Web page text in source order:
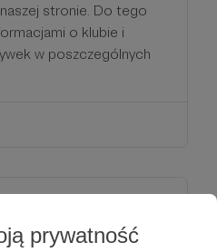
prywatność
stronie. Do tego
o klubie i
w poszczególnych